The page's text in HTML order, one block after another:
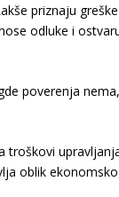
priznaju
odluke i
poverenja
troškovi
oblik